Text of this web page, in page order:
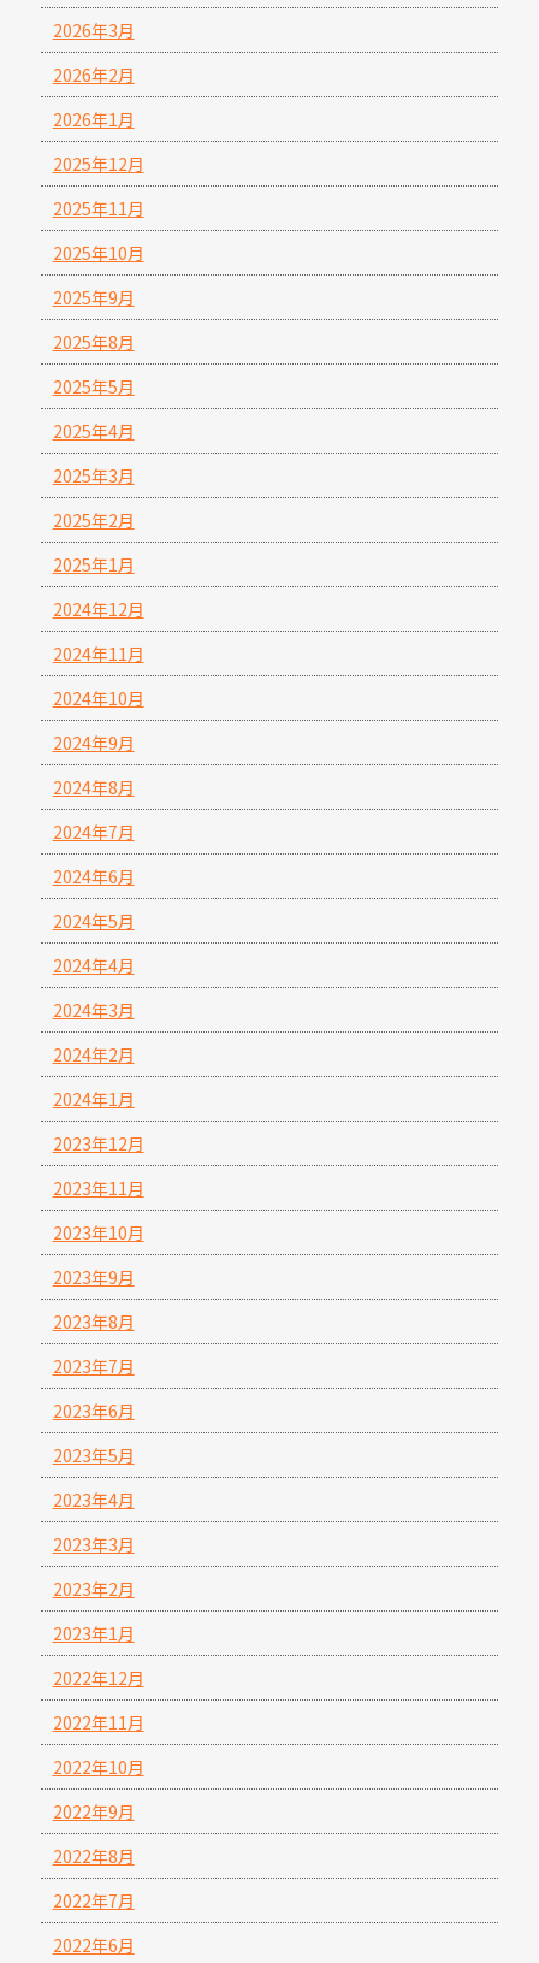
2026年3月
2026年2月
2026年1月
2025年12月
2025年11月
2025年10月
2025年9月
2025年8月
2025年5月
2025年4月
2025年3月
2025年2月
2025年1月
2024年12月
2024年11月
2024年10月
2024年9月
2024年8月
2024年7月
2024年6月
2024年5月
2024年4月
2024年3月
2024年2月
2024年1月
2023年12月
2023年11月
2023年10月
2023年9月
2023年8月
2023年7月
2023年6月
2023年5月
2023年4月
2023年3月
2023年2月
2023年1月
2022年12月
2022年11月
2022年10月
2022年9月
2022年8月
2022年7月
2022年6月